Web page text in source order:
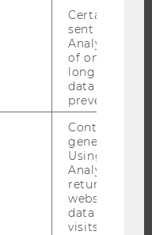
Certain data
sent to
Analytics a
of once per
long as it is
data
prevented.
Contains a
generated
Using this
Analytics can
returning
website and
data from
visits.